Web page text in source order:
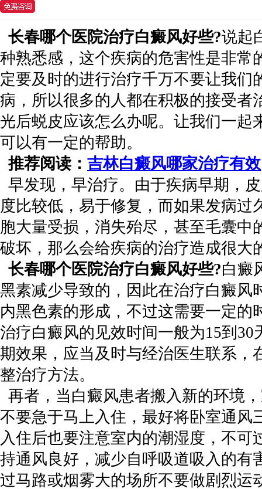
长春哪个医院治疗白癜风好些?说起
种熟悉感，这个疾病的危害性是非常
定要及时的进行治疗千万不要让我们
病，所以很多的人都在积极的接受者
光后蜕皮应该怎么办呢。让我们一起
可以有一定的帮助。
推荐阅读： 吉林白癜风哪家治疗有效
早发现，早治疗。由于疾病早期，
度比较低，易于修复，而如果发病过
胞大量受损，消失殆尽，甚至毛囊中
破坏，那么会给疾病的治疗造成很大
长春哪个医院治疗白癜风好些?白癜
黑素减少导致的，因此在治疗白癜风
内黑色素的形成，不过这需要一定的
治疗白癜风的见效时间一般为15到30
期效果，应当及时与经治医生联系，
整治疗方法。
再者，当白癜风患者搬入新的环境
不要急于马上入住，最好将卧室通风
入住后也要注意室内的潮湿度，不可
持通风良好，减少自呼吸道吸入的有
过马路或烟雾大的场所不要做剧烈运